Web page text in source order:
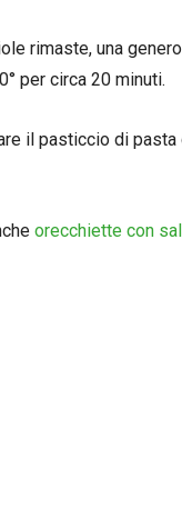
rimaste, una
per circa 20 minuti.
il pasticcio di
orecchiette con